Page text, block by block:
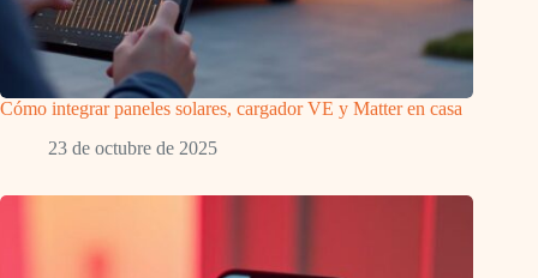
Cómo integrar paneles solares, cargador VE y Matter en casa
23 de octubre de 2025